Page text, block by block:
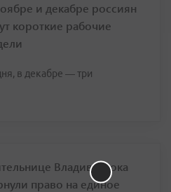
и декабре россиян
короткие рабочие
в декабре — три
Владивостока
право на единое